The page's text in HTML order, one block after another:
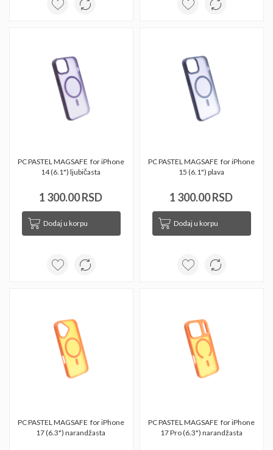
PC PASTEL MAGSAFE  for iPhone
14 (6.1") ljubičasta
1 300.00 RSD
Dodaj u korpu
PC PASTEL MAGSAFE  for iPhone
15 (6.1") plava
1 300.00 RSD
Dodaj u korpu
PC PASTEL MAGSAFE  for iPhone
17 (6.3") narandžasta
PC PASTEL MAGSAFE  for iPhone
17 Pro (6.3") narandžasta